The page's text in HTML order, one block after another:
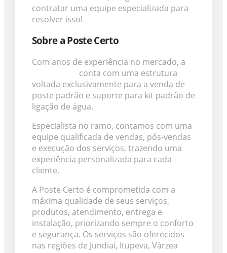
contratar uma equipe especializada para
resolver isso!
Sobre a Poste Certo
Com anos de experiência no mercado, a
conta com uma estrutura
voltada exclusivamente para a venda de
poste padrão e suporte para kit padrão de
ligação de água.
Especialista no ramo, contamos com uma
equipe qualificada de vendas, pós-vendas
e execução dos serviços, trazendo uma
experiência personalizada para cada
cliente.
A Poste Certo é comprometida com a
máxima qualidade de seus serviços,
produtos, atendimento, entrega e
instalação, priorizando sempre o conforto
e segurança. Os serviços são oferecidos
nas regiões de Jundiaí, Itupeva, Várzea